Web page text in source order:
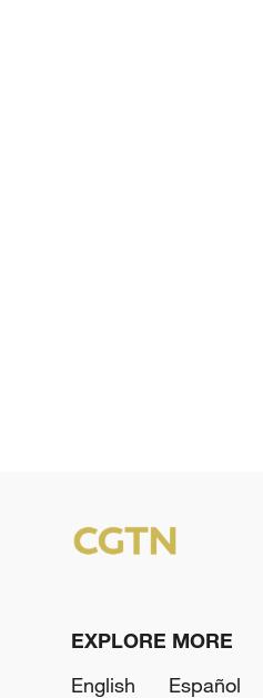
EXPLORE MORE
English
Español